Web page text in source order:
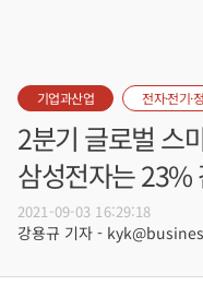
기업과산업 전자·전기·
2분기 글로벌 스
삼성전자는 23%
2021-09-03 16:29:18
강용규 기자 -